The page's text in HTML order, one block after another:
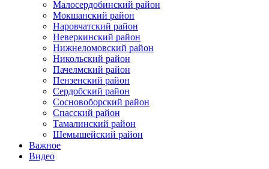
Малосердобинский район
Мокшанский район
Наровчатский район
Неверкинский район
Нижнеломовский район
Никольский район
Пачелмский район
Пензенский район
Сердобский район
Сосновоборский район
Спасский район
Тамалинский район
Шемышейский район
Важное
Видео